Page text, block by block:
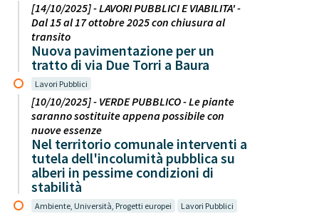
[14/10/2025] - LAVORI PUBBLICI E VIABILITA' -
Dal 15 al 17 ottobre 2025 con chiusura al
transito
Nuova pavimentazione per un
tratto di via Due Torri a Baura
Lavori Pubblici
[10/10/2025] - VERDE PUBBLICO - Le piante
saranno sostituite appena possibile con
nuove essenze
Nel territorio comunale interventi a
tutela dell'incolumità pubblica su
alberi in pessime condizioni di
stabilità
Ambiente, Università, Progetti europei Lavori Pubblici